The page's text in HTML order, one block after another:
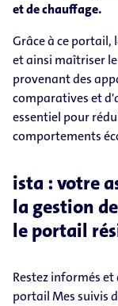
et de chauffage.
Grâce à ce portail,
et ainsi maîtriser
provenant des
comparatives et
essentiel pour
comportements
ista : votre
la gestion
le portail
Restez informés
portail Mes suivis